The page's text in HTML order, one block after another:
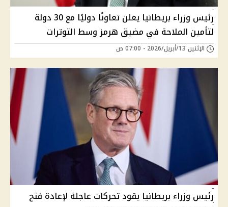
رئيس وزراء بريطانيا يعلن تعاونًا دوليًا مع 30 دولة
لتأمين الملاحة في مضيق هرمز وسط التوترات
الإثنين 13/أبريل/2026 - 07:00 ص
رئيس وزراء بريطانيا يقود تحركات عاجلة لإعادة فتح